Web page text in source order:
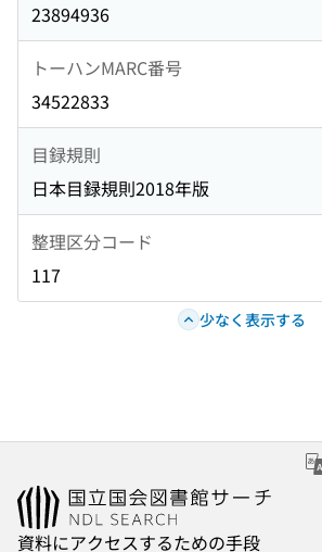
23894936
トーハンMARC番号
34522833
目録規則
日本目録規則2018年版
整理区分コード
117
少なく表示する
資料にアクセスするための手段